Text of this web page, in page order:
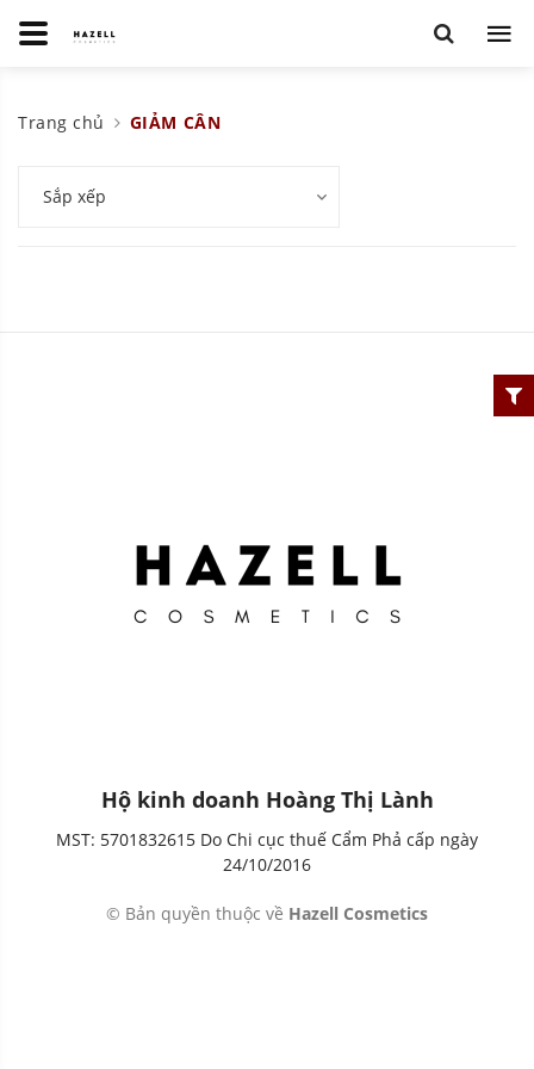
Trang chủ GIẢM CÂN
Sắp xếp
Hộ kinh doanh Hoàng Thị Lành
MST: 5701832615 Do Chi cục thuế Cẩm Phả cấp ngày
24/10/2016
© Bản quyền thuộc về Hazell Cosmetics